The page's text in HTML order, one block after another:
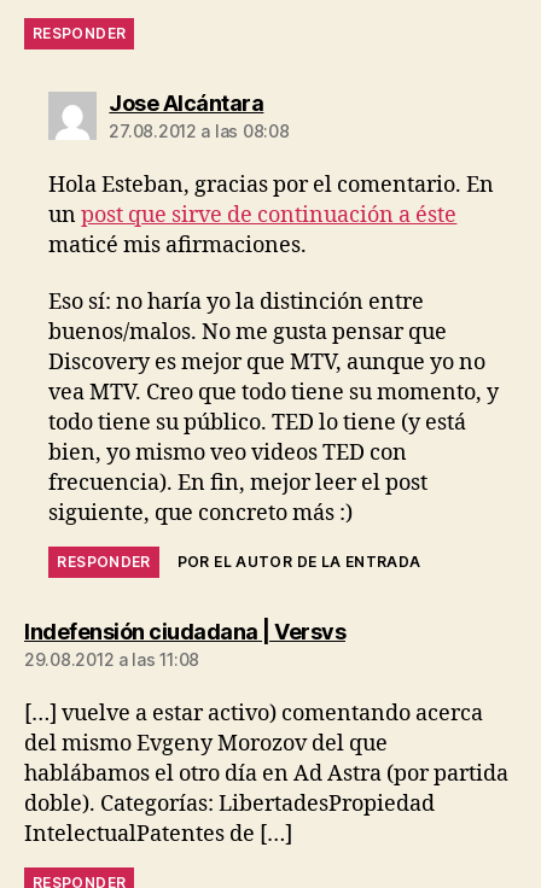
RESPONDER
Jose Alcántaradice:
27.08.2012 a las 08:08
Hola Esteban, gracias por el comentario. En
unpost que sirve de continuación a éste
maticé mis afirmaciones.
Eso sí: no haría yo la distinción entre
buenos/malos. No me gusta pensar que
Discovery es mejor que MTV, aunque yo no
vea MTV. Creo que todo tiene su momento, y
todo tiene su público. TED lo tiene (y está
bien, yo mismo veo videos TED con
frecuencia). En fin, mejor leer el post
siguiente, que concreto más :)
RESPONDER POR EL AUTOR DE LA ENTRADA
Indefensión ciudadana | Versvsdice:
29.08.2012 a las 11:08
[…] vuelve a estar activo) comentando acerca
del mismo Evgeny Morozov del que
hablábamos el otro día en Ad Astra (por partida
doble). Categorías: LibertadesPropiedad
IntelectualPatentes de […]
RESPONDER